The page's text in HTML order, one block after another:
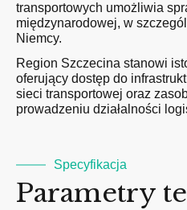
transportowych umożliwia
międzynarodowej, w
Niemcy.
Region Szczecina stanowi
oferujący dostęp do
sieci transportowej oraz
prowadzeniu działalności
Specyfikacja
Parametry